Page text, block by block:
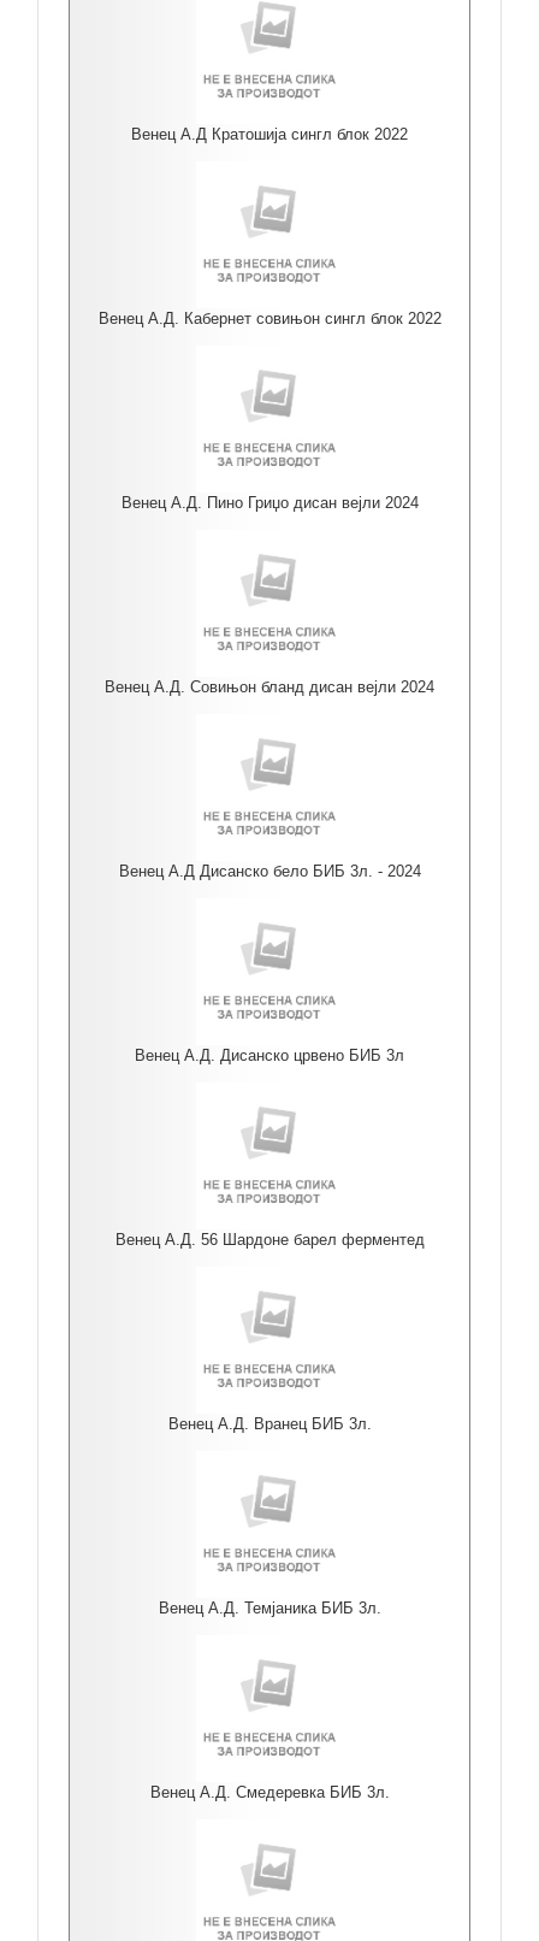
Венец А.Д Кратошија сингл блок 2022
Венец А.Д. Кабернет совињон сингл блок 2022
Венец А.Д. Пино Гриџо дисан вејли 2024
Венец А.Д. Совињон бланд дисан вејли 2024
Венец А.Д Дисанско бело БИБ 3л. - 2024
Венец А.Д. Дисанско црвено БИБ 3л
Венец А.Д. 56 Шардоне барел ферментед
Венец А.Д. Вранец БИБ 3л.
Венец А.Д. Темјаника БИБ 3л.
Венец А.Д. Смедеревка БИБ 3л.